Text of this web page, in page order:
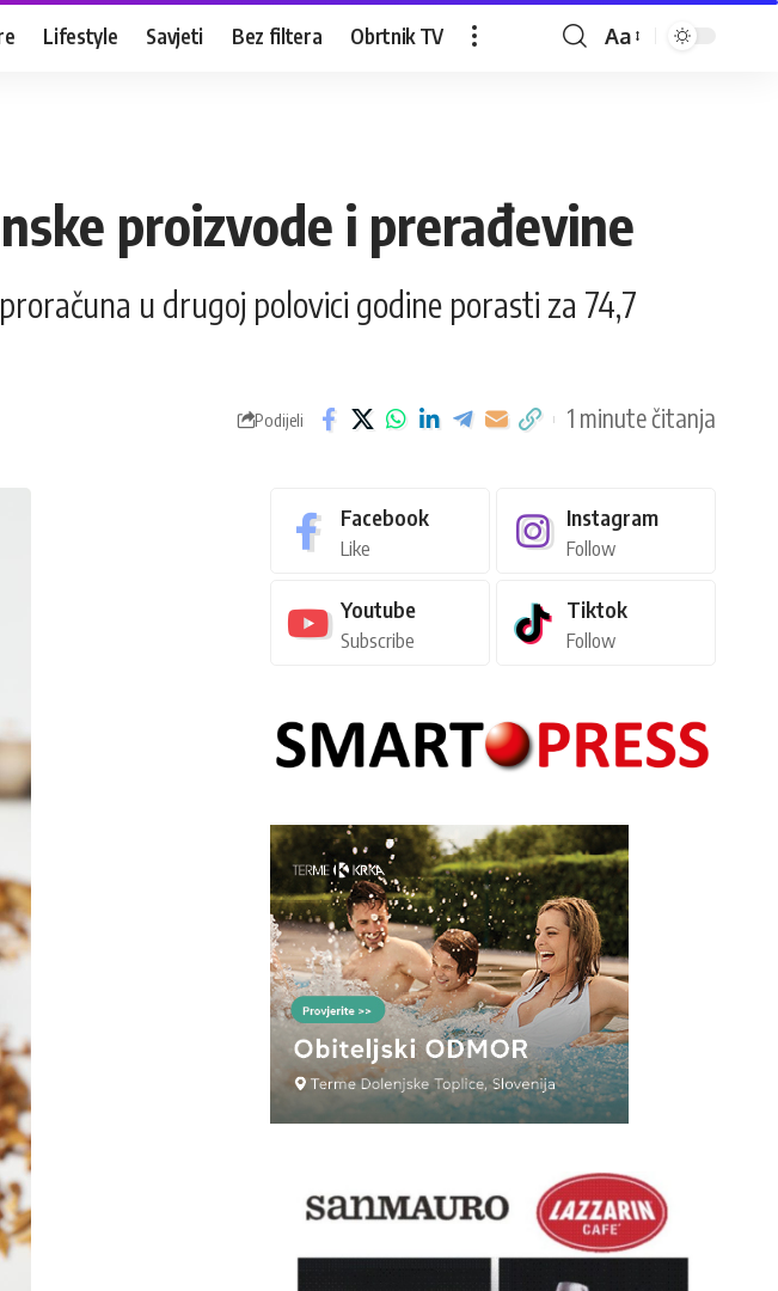
Lifestyle Savjeti Bez filtera Obrtnik TV Aa
proizvode i prerađevine
u drugoj polovici godine porasti za 74,7
Podijeli 1 minute čitanja
Facebook
Like
Instagram
Follow
Youtube
Subscribe
Tiktok
Follow